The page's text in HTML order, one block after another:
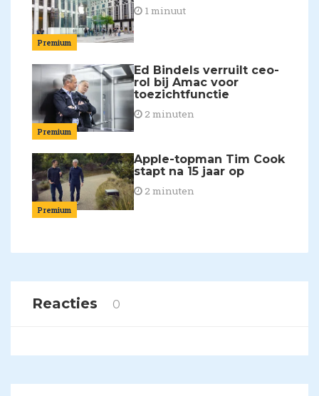
Premium
1 minuut
Premium
Ed Bindels verruilt ceo-
rol bij Amac voor
toezichtfunctie
2 minuten
Premium
Apple-topman Tim Cook
stapt na 15 jaar op
2 minuten
Reacties 0